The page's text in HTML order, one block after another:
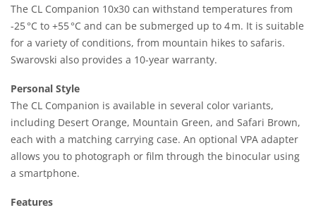
The CL Companion 10x30 can withstand temperatures from
-25 °C to +55 °C and can be submerged up to 4 m. It is suitable
for a variety of conditions, from mountain hikes to safaris.
Swarovski also provides a 10-year warranty.
Personal Style
The CL Companion is available in several color variants,
including Desert Orange, Mountain Green, and Safari Brown,
each with a matching carrying case. An optional VPA adapter
allows you to photograph or film through the binocular using
a smartphone.
Features